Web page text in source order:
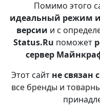
Помимо этого
идеальный режим
версии и с
Status.Ru поможет
сервер
Этот сайт не
все бренды и